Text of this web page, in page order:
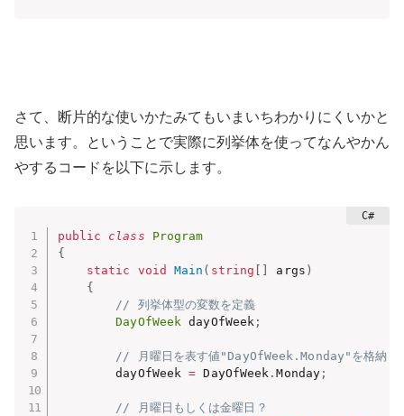
さて、断片的な使いかたみてもいまいちわかりにくいかと
思います。ということで実際に列挙体を使ってなんやかん
やするコードを以下に示します。
public class
Program
{
static
void Main ( string args )
{
// 列挙体型の変数を定義
DayOfWeek dayOfWeek ;
// 月曜日を表す値"DayOfWeek.Monday"を格納
        dayOfWeek
= DayOfWeek .Monday ;
// 月曜日もしくは金曜日？